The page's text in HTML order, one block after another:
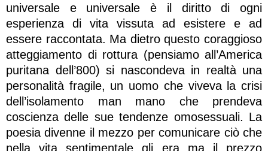
universale e universale è il diritto di ogni
esperienza di vita vissuta ad esistere e ad
essere raccontata. Ma dietro questo coraggioso
atteggiamento di rottura (pensiamo all’America
puritana dell’800) si nascondeva in realtà una
personalità fragile, un uomo che viveva la crisi
dell’isolamento man mano che prendeva
coscienza delle sue tendenze omosessuali. La
poesia divenne il mezzo per comunicare ciò che
nella vita sentimentale gli era ma il prezzo